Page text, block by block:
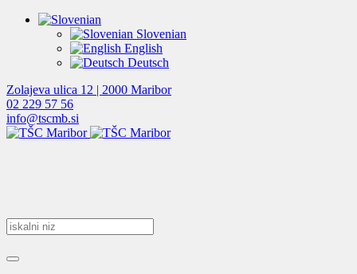
Slovenian
English
Deutsch
Zolajeva ulica 12 | 2000 Maribor
02 229 57 56
info@tscmb.si